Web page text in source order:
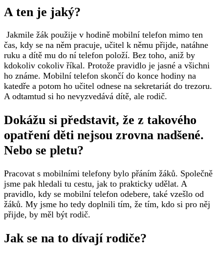
A ten je jaký?
‍ Jakmile žák použije v hodině mobilní telefon mimo ten
čas, kdy se na něm pracuje, učitel k němu přijde, natáhne
ruku a dítě mu do ní telefon položí. Bez toho, aniž by
kdokoliv cokoliv říkal. Protože pravidlo je jasné a všichni
ho známe. Mobilní telefon skončí do konce hodiny na
katedře a potom ho učitel odnese na sekretariát do trezoru.
A odtamtud si ho nevyzvedává dítě, ale rodič.
Dokážu si představit, že z takového
opatření děti nejsou zrovna nadšené.
Nebo se pletu? ‍
Pracovat s mobilními telefony bylo přáním žáků. Společně
jsme pak hledali tu cestu, jak to prakticky udělat. A
pravidlo, kdy se mobilní telefon odebere, také vzešlo od
žáků. My jsme ho tedy doplnili tím, že tím, kdo si pro něj
přijde, by měl být rodič.
Jak se na to dívají rodiče?